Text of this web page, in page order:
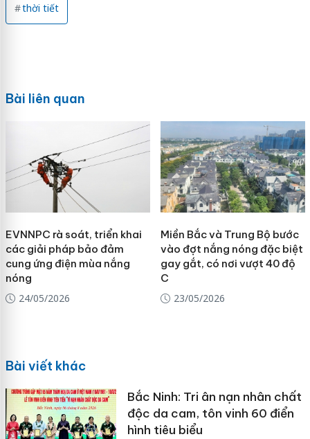
thời tiết
Bài liên quan
EVNNPC rà soát, triển khai
các giải pháp bảo đảm
cung ứng điện mùa nắng
nóng
24/05/2026
Miền Bắc và Trung Bộ bước
vào đợt nắng nóng đặc biệt
gay gắt, có nơi vượt 40 độ
C
23/05/2026
Bài viết khác
Bắc Ninh: Tri ân nạn nhân chất
độc da cam, tôn vinh 60 điển
hình tiêu biểu